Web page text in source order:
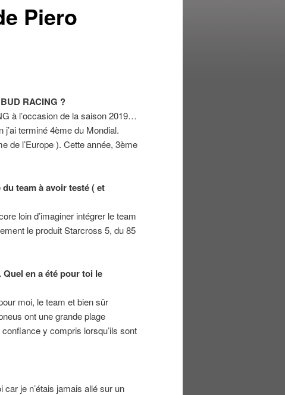
Piero
RACING ?
à l’occasion de la saison 2019…
terminé 4ème du Mondial.
de l’Europe ). Cette année, 3ème
team à avoir testé ( et
loin d’imaginer intégrer le team
le produit Starcross 5, du 85
en a été pour toi le
moi, le team et bien sûr
ont une grande plage
y compris lorsqu’ils sont
je n’étais jamais allé sur un